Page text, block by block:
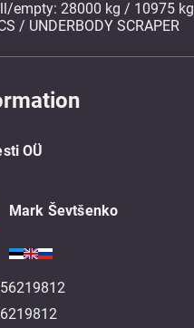
empty: 28000 kg / 10975 kg
/ UNDERBODY SCRAPER
OÜ
Mark Ševtšenko